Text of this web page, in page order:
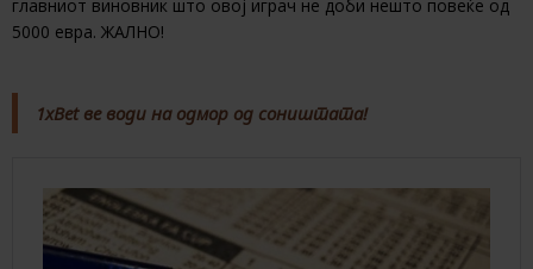
главниот виновник што овој играч не доби нешто повеќе од
5000 евра. ЖАЛНО!
1xBet ве води на одмор од соништата!